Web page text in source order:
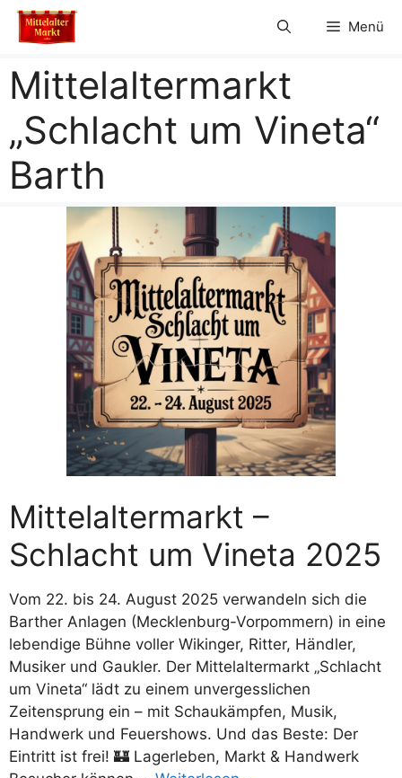
Zum
Inhalt
Menü
Mittelaltermarkt
„Schlacht um Vineta“
Barth
Mittelaltermarkt –
Schlacht um Vineta 2025
Vom 22. bis 24. August 2025 verwandeln sich die
Barther Anlagen (Mecklenburg-Vorpommern) in eine
lebendige Bühne voller Wikinger, Ritter, Händler,
Musiker und Gaukler. Der Mittelaltermarkt „Schlacht
um Vineta“ lädt zu einem unvergesslichen
Zeitensprung ein – mit Schaukämpfen, Musik,
Handwerk und Feuershows. Und das Beste: Der
Eintritt ist frei! 🏰 Lagerleben, Markt & Handwerk